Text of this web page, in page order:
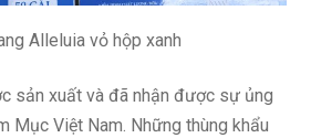
Alleluia vỏ hộp xanh
sản xuất và đã nhận được sự ủng
Mục Việt Nam. Những thùng khẩu